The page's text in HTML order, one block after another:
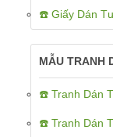
☎️ Giấy Dán
MẪU TRANH
☎️ Tranh Dán
☎️ Tranh Dán